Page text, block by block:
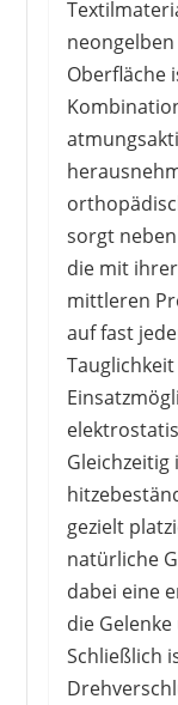
Oberfläche
sorgt
die mit
mittleren
auf fast
Gleichzeitig
gezielt
natürliche
dabei eine
die
Schließlich